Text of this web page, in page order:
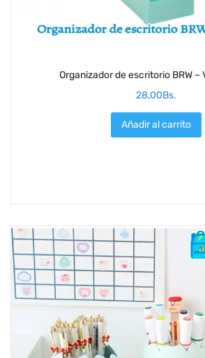
Organizador de escritorio BRW –
28,00Bs.
Añadir al carrito